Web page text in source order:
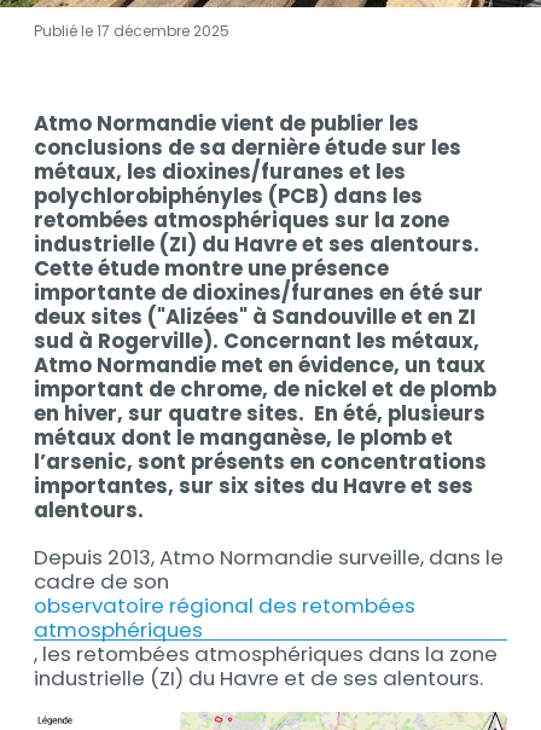
Publié le 17 décembre 2025
Contenu
Atmo Normandie vient de publier les
conclusions de sa dernière étude sur les
métaux, les dioxines/furanes et les
polychlorobiphényles (PCB) dans les
retombées atmosphériques sur la zone
industrielle (ZI) du Havre et ses alentours.
Cette étude montre une présence
importante de dioxines/furanes en été sur
deux sites ("Alizées" à Sandouville et en ZI
sud à Rogerville). Concernant les métaux,
Atmo Normandie met en évidence, un taux
important de chrome, de nickel et de plomb
en hiver, sur quatre sites. En été, plusieurs
métaux dont le manganèse, le plomb et
l’arsenic, sont présents en concentrations
importantes, sur six sites du Havre et ses
alentours.
Depuis 2013, Atmo Normandie surveille, dans le
cadre de son
observatoire régional des retombées
atmosphériques
, les retombées atmosphériques dans la zone
industrielle (ZI) du Havre et de ses alentours.